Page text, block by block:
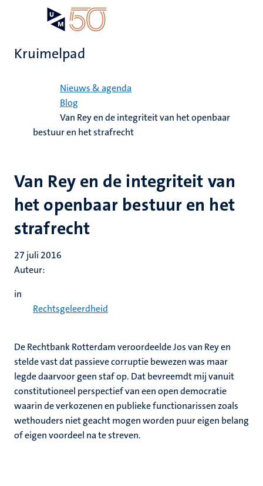
Kruimelpad
Nieuws & agenda
Blog
Van Rey en de integriteit van het openbaar
bestuur en het strafrecht
Van Rey en de integriteit van
het openbaar bestuur en het
strafrecht
27 juli 2016
Auteur:
in
Rechtsgeleerdheid
De Rechtbank Rotterdam veroordeelde Jos van Rey en
stelde vast dat passieve corruptie bewezen was maar
legde daarvoor geen staf op. Dat bevreemdt mij vanuit
constitutioneel perspectief van een open democratie
waarin de verkozenen en publieke functionarissen zoals
wethouders niet geacht mogen worden puur eigen belang
of eigen voordeel na te streven.